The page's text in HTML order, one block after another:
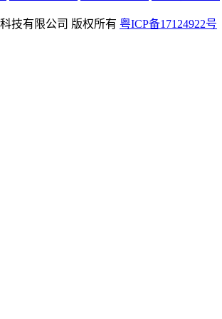
科技有限公司 版权所有 粤ICP备17124922号